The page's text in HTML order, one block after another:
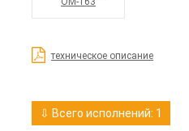
техническое описание
⇩ Всего исполнений: 1